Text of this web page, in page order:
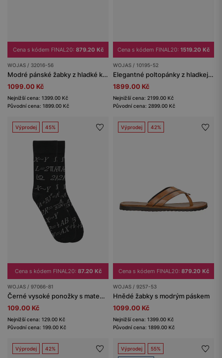
Cena s kódem FINAL20: 879.20 Kč
WOJAS / 32016-56
Modré pánské žabky z hladké kůže
1099.00 Kč
Nejnižší cena: 1399.00 Kč
Původní cena: 1899.00 Kč
Cena s kódem FINAL20: 1519.20 Kč
WOJAS / 10195-52
Elegantné poltopánky z hladkej kože
1899.00 Kč
Nejnižší cena: 2199.00 Kč
Původní cena: 2899.00 Kč
Výprodej 45%
Cena s kódem FINAL20: 87.20 Kč
WOJAS / 97066-81
Černé vysoké ponožky s matematickými vzory
109.00 Kč
Nejnižší cena: 129.00 Kč
Původní cena: 199.00 Kč
Výprodej 42%
Cena s kódem FINAL20: 879.20 Kč
WOJAS / 9257-53
Hnědé žabky s modrým páskem
1099.00 Kč
Nejnižší cena: 1399.00 Kč
Původní cena: 1899.00 Kč
Výprodej 42% Výprodej 55%